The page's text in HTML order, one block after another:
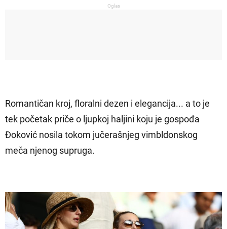
Oglas
Romantičan kroj, floralni dezen i elegancija... a to je
tek početak priče o ljupkoj haljini koju je gospođa
Đoković nosila tokom jučerašnjeg vimbldonskog
meča njenog supruga.